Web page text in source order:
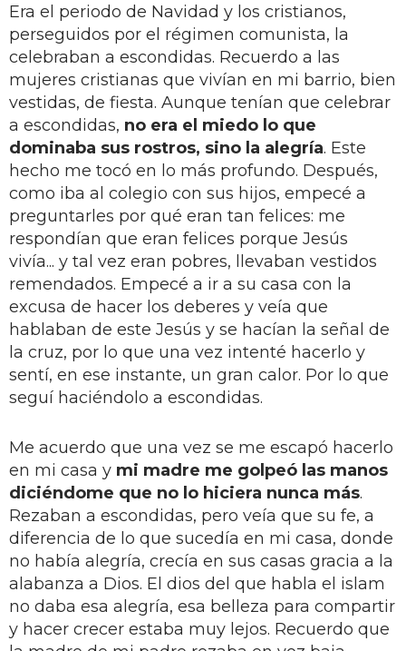
Era el periodo de Navidad y los cristianos,
perseguidos por el régimen comunista, la
celebraban a escondidas. Recuerdo a las
mujeres cristianas que vivían en mi barrio, bien
vestidas, de fiesta. Aunque tenían que celebrar
a escondidas, no era el miedo lo que
dominaba sus rostros, sino la alegría. Este
hecho me tocó en lo más profundo. Después,
como iba al colegio con sus hijos, empecé a
preguntarles por qué eran tan felices: me
respondían que eran felices porque Jesús
vivía... y tal vez eran pobres, llevaban vestidos
remendados. Empecé a ir a su casa con la
excusa de hacer los deberes y veía que
hablaban de este Jesús y se hacían la señal de
la cruz, por lo que una vez intenté hacerlo y
sentí, en ese instante, un gran calor. Por lo que
seguí haciéndolo a escondidas.
Me acuerdo que una vez se me escapó hacerlo
en mi casa y mi madre me golpeó las manos
diciéndome que no lo hiciera nunca más.
Rezaban a escondidas, pero veía que su fe, a
diferencia de lo que sucedía en mi casa, donde
no había alegría, crecía en sus casas gracia a la
alabanza a Dios. El dios del que habla el islam
no daba esa alegría, esa belleza para compartir
y hacer crecer estaba muy lejos. Recuerdo que